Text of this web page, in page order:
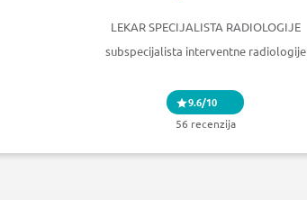
LEKAR SPECIJALISTA RADIOLOGIJE
subspecijalista interventne radiologije
9.6/10
56 recenzija